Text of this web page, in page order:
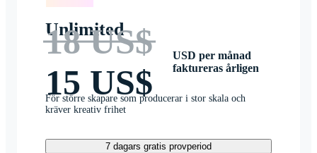
Unlimited
18 US$
15 US$
USD per månad
faktureras årligen
För större skapare som producerar i stor skala och
kräver kreativ frihet
7 dagars gratis provperiod